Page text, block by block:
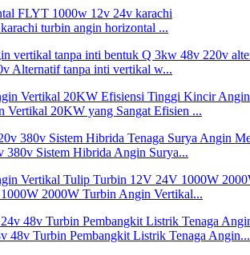
turbin angin horizontal ...
Alternatif tanpa inti vertikal w...
Vertikal 20KW yang Sangat Efisien ...
380v Sistem Hibrida Angin Surya...
2000W Turbin Angin Vertikal...
Turbin Pembangkit Listrik Tenaga Angin...